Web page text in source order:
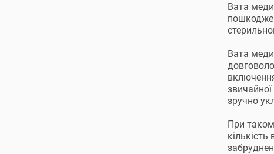
Вата
Вата
зручно
При